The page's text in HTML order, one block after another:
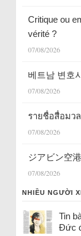
Critique ou
vérité ?
07/08/2026
베트남 변호
07/08/2026
รายชื่อสื่อมว
07/08/2026
ジアビン空
07/08/2026
NHIỀU NGƯỜI
Tin
Đức